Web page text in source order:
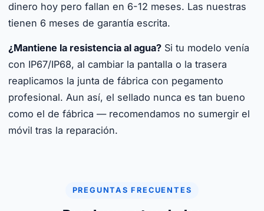
dinero hoy pero fallan en 6-12 meses. Las nuestras
tienen 6 meses de garantía escrita.
¿Mantiene la resistencia al agua? Si tu modelo venía
con IP67/IP68, al cambiar la pantalla o la trasera
reaplicamos la junta de fábrica con pegamento
profesional. Aun así, el sellado nunca es tan bueno
como el de fábrica — recomendamos no sumergir el
móvil tras la reparación.
PREGUNTAS FRECUENTES